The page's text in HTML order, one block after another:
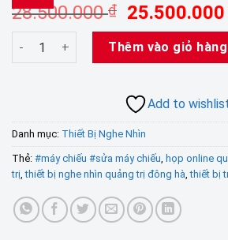
28.500.000₫
Giá
gốc
là:
28.500.000
25.500.000
Máy chiếu đa năng Viewsonic PA700W
Thêm vào giỏ hàng
Add to
Danh mục: Thiết Bị Nghe Nhìn
Thẻ: #máy chiếu #sửa máy chiếu họp online
trị ,thiết bị nghe nhìn quảng trị đông hà ,thiết bị